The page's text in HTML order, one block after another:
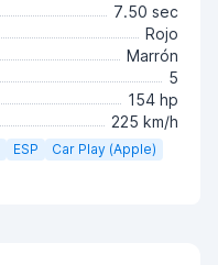
7.50 sec
Rojo
Marrón
5
154 hp
225 km/h
ESP
Car Play (Apple)